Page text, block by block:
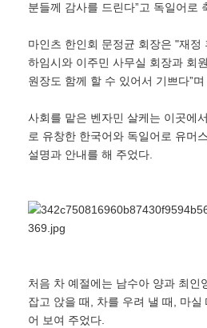
분들께 감사를 드린다ˮ고 독일어로
마인츠 한인회 문정균 회장은 ʺ재
하임시와 이주민 사무실 회장과 회
원장도 함께 할 수 있어서 기쁘다ˮ
사회를 맡은 벤자민 살케는 이곳에
로 유창한 한국어와 독일어로 유머
설명과 안내를 해 주었다.
처음 차 예절에는 남수아 양과 최인
잡고 앉을 때, 차를 우려 낼 때, 마실
어 보여 주었다.